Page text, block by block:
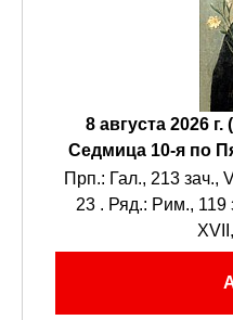
8 августа 2026
Седмица 10-я по
Прп.: Гал., 213 зач.,
23 . Ряд.: Рим., 119